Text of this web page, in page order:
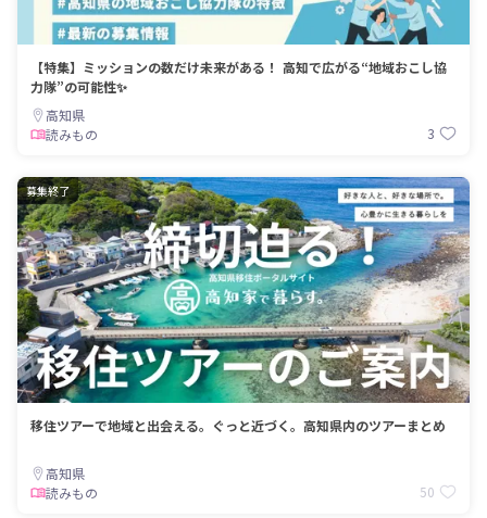
【特集】ミッションの数だけ未来がある！ 高知で広がる“地域おこし協
力隊”の可能性✨
高知県
読みもの
3
募集終了
移住ツアーで地域と出会える。ぐっと近づく。高知県内のツアーまとめ
高知県
読みもの
50